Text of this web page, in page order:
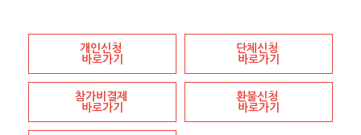
개인신청
바로가기
단체신청
바로가기
참가비결제
바로가기
환불신청
바로가기